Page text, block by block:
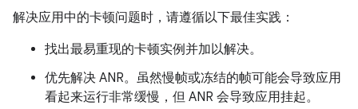
解决应用中的卡顿问题时，请遵循以下最佳实践：
找出最易重现的卡顿实例并加以解决。
优先解决 ANR。虽然慢帧或冻结的帧可能会导致应用
看起来运行非常缓慢，但 ANR 会导致应用挂起。